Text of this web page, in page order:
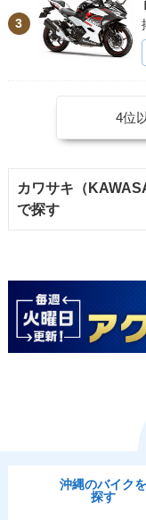
3
4位
カワサキ（
で探す
沖縄のバイクを
探す